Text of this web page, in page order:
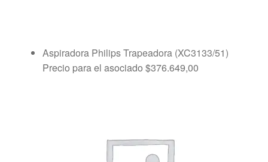
Aspiradora Philips Trapeadora (XC3133/51)
Precio para el asociado $376.649,00